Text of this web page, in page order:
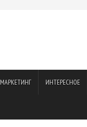
МАРКЕТИНГ ИНТЕРЕСНОЕ